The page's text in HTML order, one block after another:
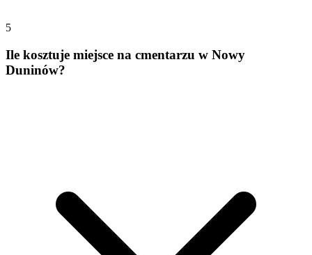
5
Ile kosztuje miejsce na cmentarzu w Nowy
Duninów?